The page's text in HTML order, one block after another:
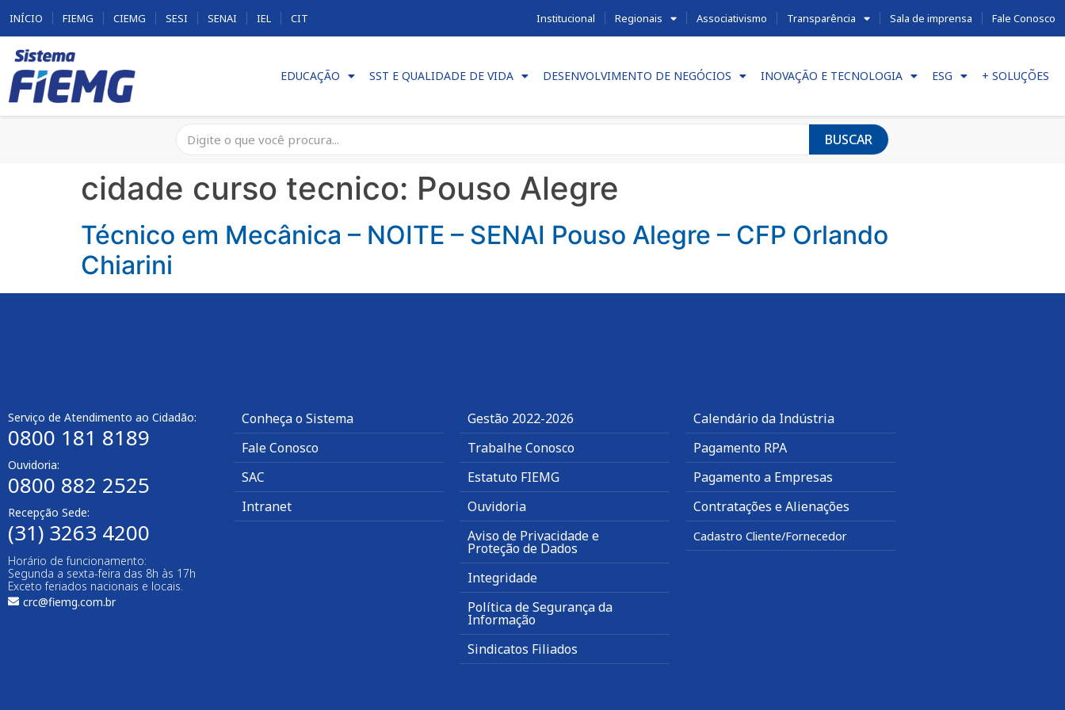
INÍCIO FIEMG CIEMG SESI SENAI IEL CIT Institucional Regionais Associativismo Transparência Sala de imprensa Fale Conosco
EDUCAÇÃO SST E QUALIDADE DE VIDA DESENVOLVIMENTO DE NEGÓCIOS INOVAÇÃO E TECNOLOGIA ESG + SOLUÇÕES
BUSCAR
cidade curso tecnico: Pouso Alegre
Técnico em Mecânica – NOITE – SENAI Pouso Alegre – CFP Orlando
Chiarini
Serviço de Atendimento ao Cidadão:
0800 181 8189
Ouvidoria:
0800 882 2525​
Recepção Sede:
(31) 3263 4200
Horário de funcionamento:
Segunda a sexta-feira das 8h às 17h
Exceto feriados nacionais e locais.
crc@fiemg.com.br
Conheça o Sistema
Fale Conosco
SAC
Intranet
Gestão 2022-2026
Trabalhe Conosco
Estatuto FIEMG
Ouvidoria
Aviso de Privacidade e
Proteção de Dados
Integridade
Política de Segurança da
Informação
Sindicatos Filiados
Calendário da Indústria
Pagamento RPA
Pagamento a Empresas
Contratações e Alienações
Cadastro Cliente/Fornecedor